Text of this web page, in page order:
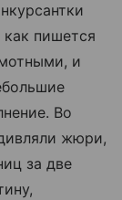
пишется
и
Во
жюри,
за две